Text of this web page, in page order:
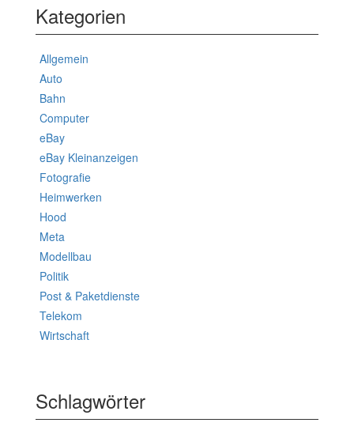
Kategorien
Allgemein
Auto
Bahn
Computer
eBay
eBay Kleinanzeigen
Fotografie
Heimwerken
Hood
Meta
Modellbau
Politik
Post & Paketdienste
Telekom
Wirtschaft
Schlagwörter